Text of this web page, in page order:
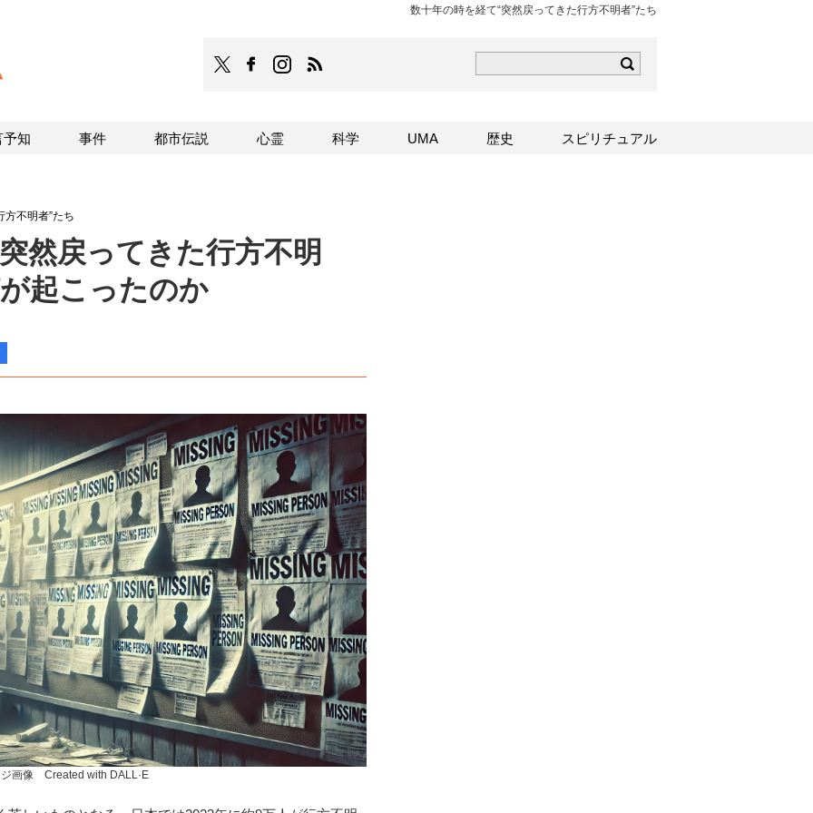
数十年の時を経て“突然戻ってきた行方不明者”たち
TOCANAのFacebookはこちら
TOCANAのinstagramはこちら
方不明者”たち
然戻ってきた行方不明
起こったのか
画像 Created with DALL·E
予知 事件 都市伝説 心霊 科学 UMA 歴史 スピリチュアル